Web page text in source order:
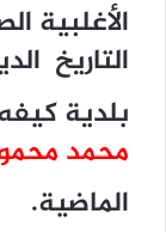
الأغلبية
التاريخ
بلدية
محمد
الماضية.